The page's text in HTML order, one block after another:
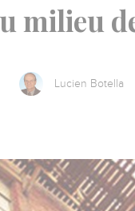
milieu
Lucien Botella